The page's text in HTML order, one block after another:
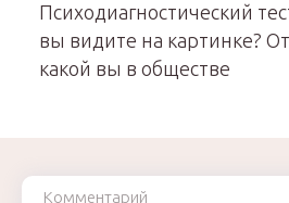
Психодиагностический
вы видите на картинке?
какой вы в обществе
Комментарий